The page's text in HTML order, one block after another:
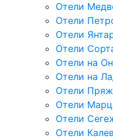
Отели
Отели
Отели
Отели
Отели на
Отели на
Отели
Отели
Отели
Отели